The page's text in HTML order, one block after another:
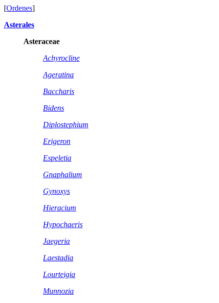
[Ordenes]
Asterales
Asteraceae
Achyrocline
Ageratina
Baccharis
Bidens
Diplostephium
Erigeron
Espeletia
Gnaphalium
Gynoxys
Hieracium
Hypochaeris
Jaegeria
Laestadia
Lourteigia
Munnozia